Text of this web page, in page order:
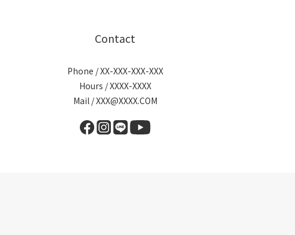
Contact
Phone / XX-XXX-XXX-XXX
Hours / XXXX-XXXX
Mail / XXX@XXXX.COM